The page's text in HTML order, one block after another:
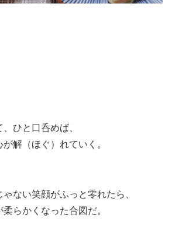
ひと口呑めば、
解（ほぐ）れていく。
ない笑顔がふっと零れたら、
らかくなった合図だ。